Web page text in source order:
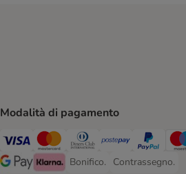
Modalità di pagamento
Visa. Payment Method
Mastercard. Payment Method
Diners Club. Payment
Postepay.PayPal.
Google Pay Payment Method
Klarna Payment Method
Bonifico.
Bonifico. Payment Method
Contrassegno.
Contrassegno.